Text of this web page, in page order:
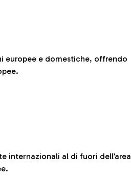
europee e domestiche, offrendo
internazionali al di fuori dell’area